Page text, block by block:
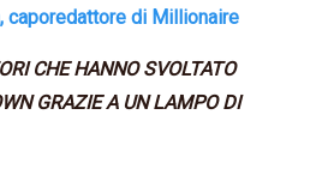
caporedattore di Millionaire
CHE HANNO SVOLTATO
GRAZIE A UN LAMPO DI